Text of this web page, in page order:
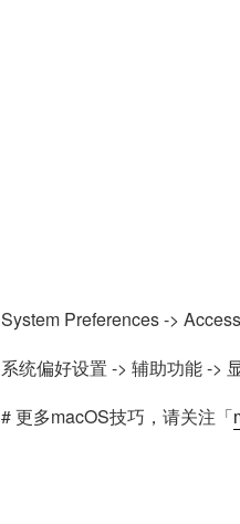
System Preferences ->
系统偏好设置 -> 辅助功能 ->
# 更多macOS技巧，请关注「